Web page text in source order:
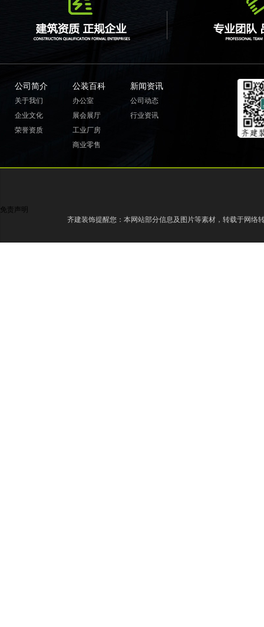
公司简介
关于我们
企业文化
荣誉资质
公装百科
办公室
展会展厅
工业厂房
商业零售
新闻资讯
公司动态
行业资讯
免责声明
齐建装饰提醒您：本网站部分信息及图片等素材，转载于网络